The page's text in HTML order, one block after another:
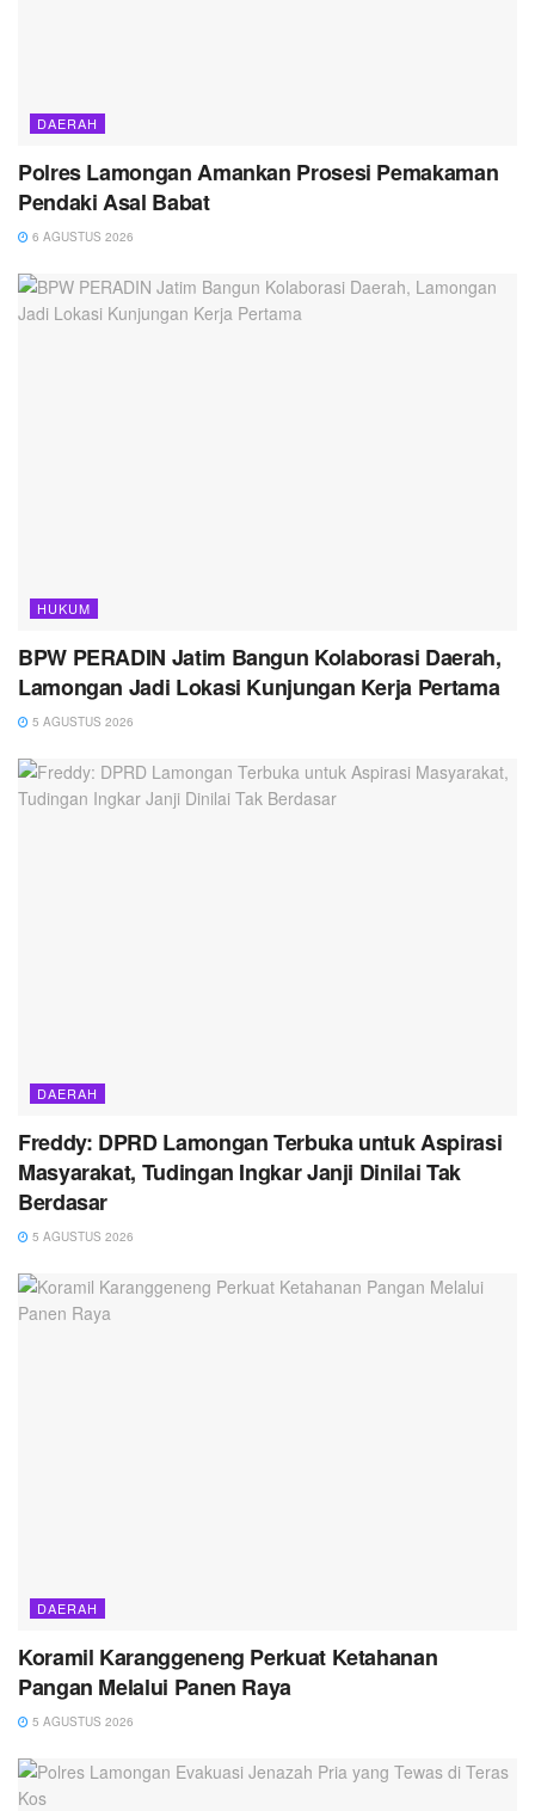
DAERAH
Polres Lamongan Amankan Prosesi Pemakaman
Pendaki Asal Babat
6 AGUSTUS 2026
HUKUM
BPW PERADIN Jatim Bangun Kolaborasi Daerah,
Lamongan Jadi Lokasi Kunjungan Kerja Pertama
5 AGUSTUS 2026
DAERAH
Freddy: DPRD Lamongan Terbuka untuk Aspirasi
Masyarakat, Tudingan Ingkar Janji Dinilai Tak
Berdasar
5 AGUSTUS 2026
DAERAH
Koramil Karanggeneng Perkuat Ketahanan
Pangan Melalui Panen Raya
5 AGUSTUS 2026